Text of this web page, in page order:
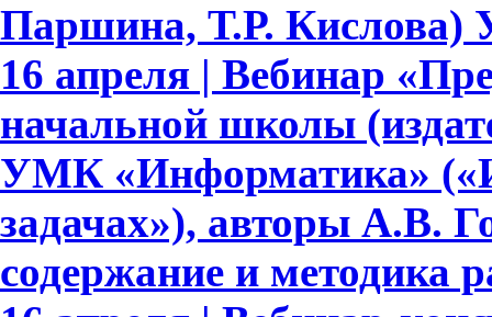
Паршина, Т.Р. Кислова)
16 апреля | Вебинар
начальной школы
УМК «Информатика»
задачах»), авторы А.В.
содержание и методика